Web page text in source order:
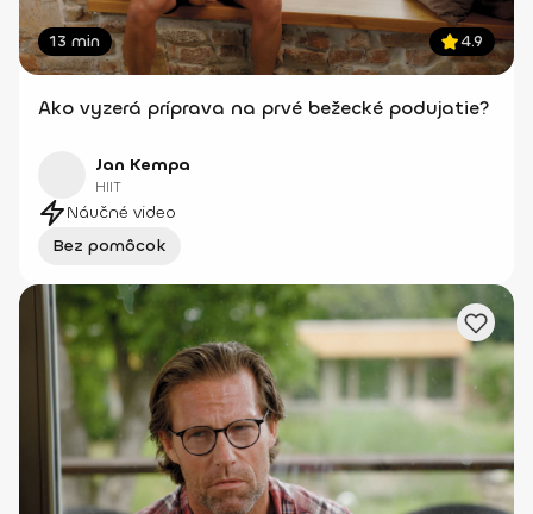
13 min 4.9
Ako vyzerá príprava na prvé bežecké podujatie?
Jan Kempa
HIIT
Náučné video
Bez pomôcok